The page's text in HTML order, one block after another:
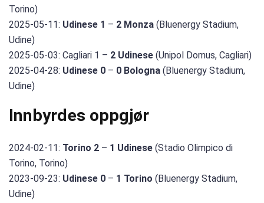
Torino)
2025-05-11: Udinese 1 – 2 Monza (Bluenergy Stadium,
Udine)
2025-05-03: Cagliari 1 – 2 Udinese (Unipol Domus, Cagliari)
2025-04-28: Udinese 0 – 0 Bologna (Bluenergy Stadium,
Udine)
Innbyrdes oppgjør
2024-02-11: Torino 2 – 1 Udinese (Stadio Olimpico di
Torino, Torino)
2023-09-23: Udinese 0 – 1 Torino (Bluenergy Stadium,
Udine)